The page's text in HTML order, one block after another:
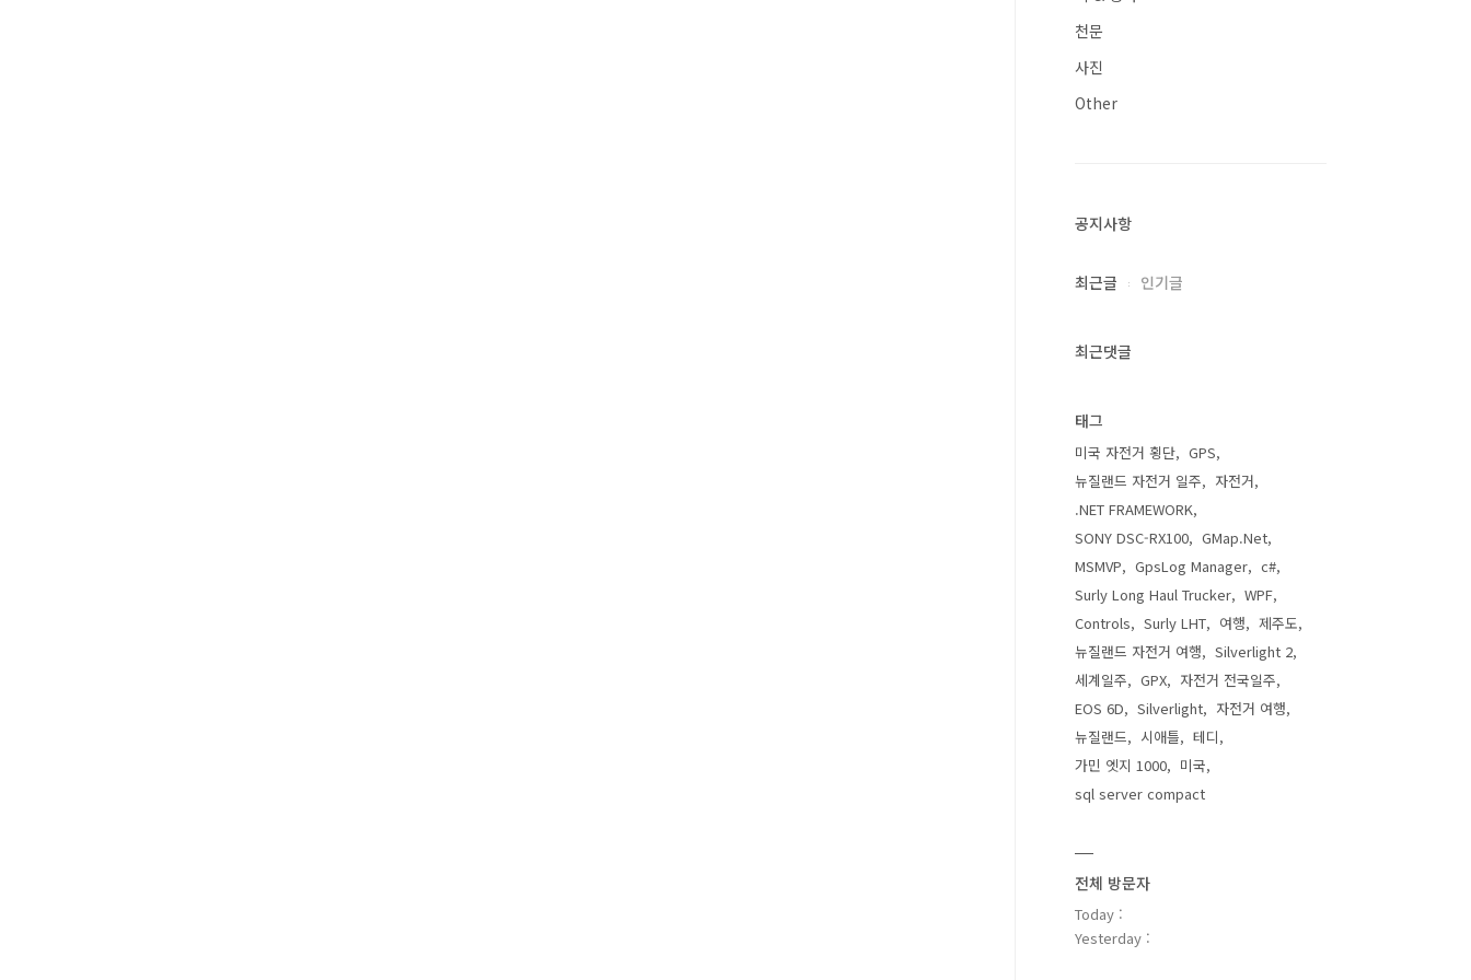
천문
사진
Other
공지사항
최근글 인기글
최근댓글
태그
미국 자전거 횡단
GPS
뉴질랜드 자전거 일주
자전거
.NET FRAMEWORK
SONY DSC-RX100
GMap.Net
MSMVP
GpsLog Manager
c#
Surly Long Haul Trucker
WPF
Controls
Surly LHT 여행
제주도
뉴질랜드 자전거 여행
Silverlight 2
세계일주
GPX
자전거 전국일주
EOS 6D
Silverlight
자전거 여행
뉴질랜드
시애틀
테디
가민 엣지 1000
미국
sql server compact
전체 방문자
Today :
Yesterday :